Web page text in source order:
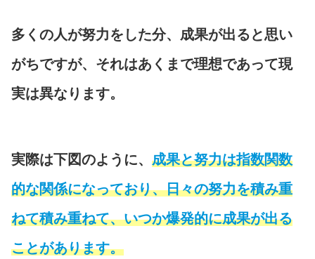
多くの人が努力をした分、成果が出ると思い
がちですが、それはあくまで理想であって現
実は異なります。
実際は下図のように、 成果と努力は指数関数
的な関係になっており、日々の努力を積み重
ねて積み重ねて、いつか爆発的に成果が出る
ことがあります。